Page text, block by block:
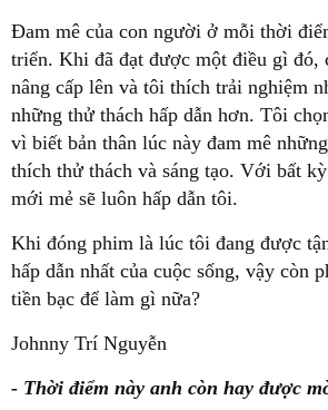
Đam mê của con người ở mỗi thời
triển. Khi đã đạt được một điều gì đó,
nâng cấp lên và tôi thích trải nghiệm
những thử thách hấp dẫn hơn. Tôi
vì biết bản thân lúc này đam mê
thích thử thách và sáng tạo. Với bất
mới mẻ sẽ luôn hấp dẫn tôi.
Khi đóng phim là lúc tôi đang được
hấp dẫn nhất của cuộc sống, vậy còn
tiền bạc để làm gì nữa?
Johnny Trí Nguyễn
- Thời điểm này anh còn hay được